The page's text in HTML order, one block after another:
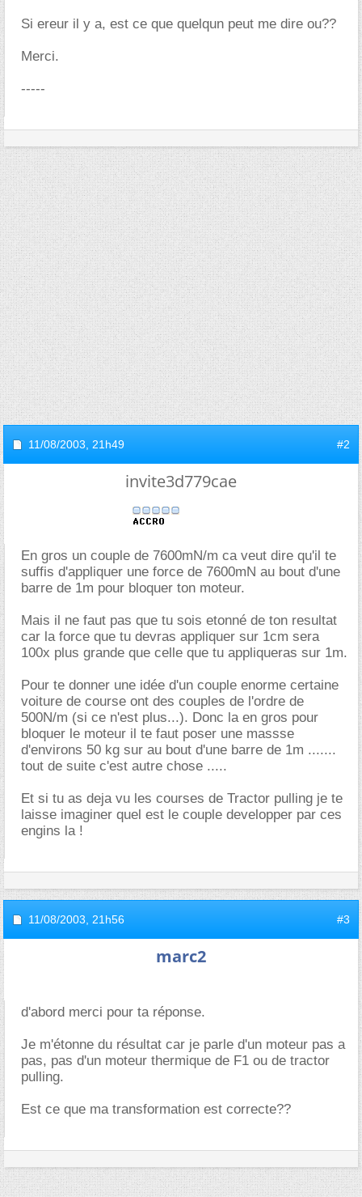
Si ereur il y a, est ce que quelqun peut me dire ou??
Merci.
-----
11/08/2003, 21h49 #2
invite3d779cae
En gros un couple de 7600mN/m ca veut dire qu'il te
suffis d'appliquer une force de 7600mN au bout d'une
barre de 1m pour bloquer ton moteur.
Mais il ne faut pas que tu sois etonné de ton resultat
car la force que tu devras appliquer sur 1cm sera
100x plus grande que celle que tu appliqueras sur 1m.
Pour te donner une idée d'un couple enorme certaine
voiture de course ont des couples de l'ordre de
500N/m (si ce n'est plus...). Donc la en gros pour
bloquer le moteur il te faut poser une massse
d'environs 50 kg sur au bout d'une barre de 1m .......
tout de suite c'est autre chose .....
Et si tu as deja vu les courses de Tractor pulling je te
laisse imaginer quel est le couple developper par ces
engins la !
11/08/2003, 21h56 #3
marc2
d'abord merci pour ta réponse.
Je m'étonne du résultat car je parle d'un moteur pas a
pas, pas d'un moteur thermique de F1 ou de tractor
pulling.
Est ce que ma transformation est correcte??